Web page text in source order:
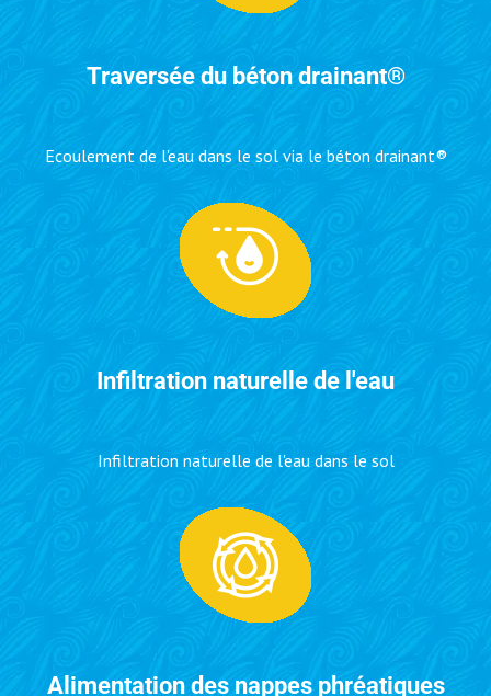
Traversée du béton drainant®
Ecoulement de l'eau dans le sol via le béton drainant®
Infiltration naturelle de l'eau
Infiltration naturelle de l'eau dans le sol
Alimentation des nappes phréatiques